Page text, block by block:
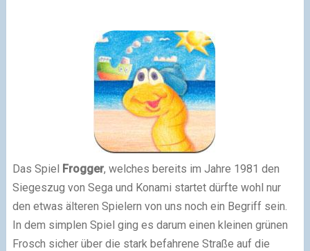
Das Spiel Frogger, welches bereits im Jahre 1981 den
Siegeszug von Sega und Konami startet dürfte wohl nur
den etwas älteren Spielern von uns noch ein Begriff sein.
In dem simplen Spiel ging es darum einen kleinen grünen
Frosch sicher über die stark befahrene Straße auf die